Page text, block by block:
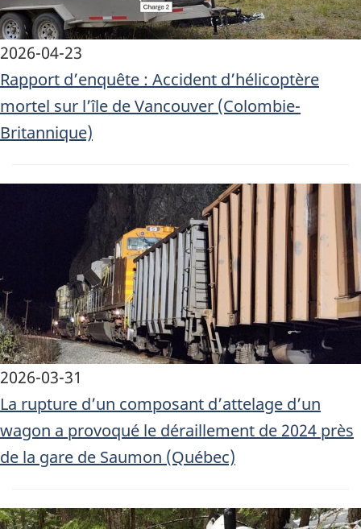
2026-04-23
Rapport d’enquête : Accident d’hélicoptère
mortel sur l’île de Vancouver (Colombie-
Britannique)
2026-03-31
La rupture d’un composant d’attelage d’un
wagon a provoqué le déraillement de 2024 près
de la gare de Saumon (Québec)
Image